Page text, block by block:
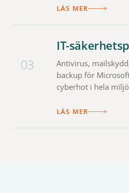
LÄS MER
03
IT-
Antivirus,
backup för
cyberhot i hela
LÄS MER